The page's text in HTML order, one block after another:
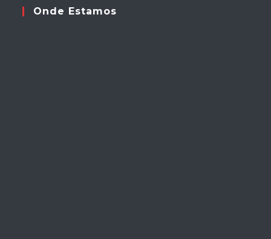
Onde Estamos